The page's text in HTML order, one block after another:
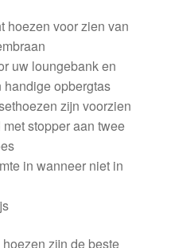
hoezen voor zien van
uw loungebank en
handige opbergtas
zijn voorzien
stopper aan twee
in wanneer niet in
zijn de beste